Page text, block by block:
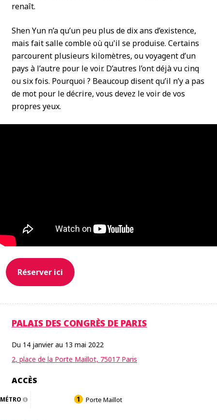
renaît.
Shen Yun n’a qu’un peu plus de dix ans d’existence,
mais fait salle comble où qu'il se produise. Certains
parcourent plusieurs kilomètres, ou voyagent d’un
pays à l’autre pour le voir. D’autres l’ont déjà vu cinq
ou six fois. Pourquoi ? Beaucoup disent qu’il n’y a pas
de mot pour le décrire, vous devez le voir de vos
propres yeux.
Réserver ici
PALAIS DES CONGRÈS DE PARIS
Du 14 janvier au 13 mai 2022
2, place de la Porte Maillot, 75017 Paris
ACCÈS
MÉTRO Porte Maillot